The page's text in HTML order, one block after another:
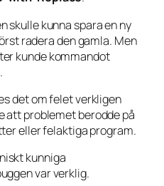
skulle kunna spara en ny
radera den gamla. Men
kunde kommandot
det om felet verkligen
att problemet berodde på
eller felaktiga program.
kunniga
var verklig.